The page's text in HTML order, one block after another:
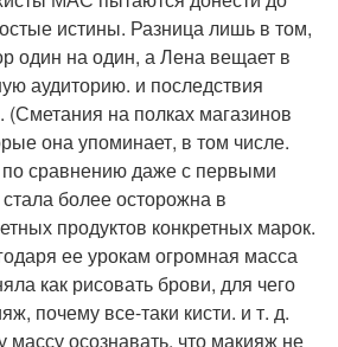
истины. Разница лишь в том,
один на один, а Лена вещает в
аудиторию. и последствия
на полках магазинов
она упоминает, в том числе.
по сравнению даже с первыми
более осторожна в
продуктов конкретных марок.
ее урокам огромная масса
как рисовать брови, для чего
почему все-таки кисти. и т. д.
массу осознавать, что макияж не